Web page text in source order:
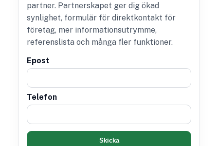
partner. Partnerskapet ger dig ökad
synlighet, formulär för direktkontakt för
företag, mer informationsutrymme,
referenslista och många fler funktioner.
Epost
Telefon
Skicka